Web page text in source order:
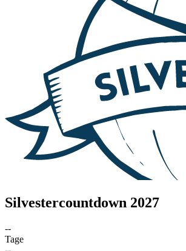
Silvestercountdown 2027
--
Tage